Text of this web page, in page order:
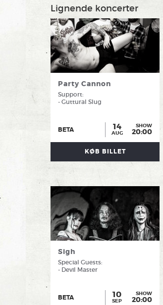
Tredje år. Ti landsdækkende
tre år i træk på VoxHall. Få
hxckids.dk
Lignende koncerter
Party Cannon
Support:
- Guttural Slug
BETA 14
AUG
SHOW
20:00
KØB BILLET
Sigh
Special Guests:
- Devil Master
BETA 10
SEP
SHOW
20:00